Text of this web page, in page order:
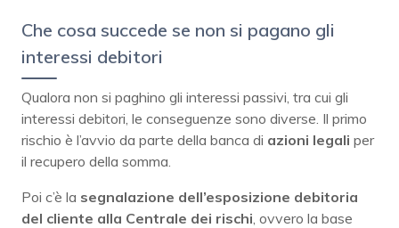
Che cosa succede se non si pagano gli
interessi debitori
Qualora non si paghino gli interessi passivi, tra cui gli
interessi debitori, le conseguenze sono diverse. Il primo
rischio è l’avvio da parte della banca di azioni legali per
il recupero della somma.
Poi c’è la segnalazione dell’esposizione debitoria
del cliente alla Centrale dei rischi , ovvero la base